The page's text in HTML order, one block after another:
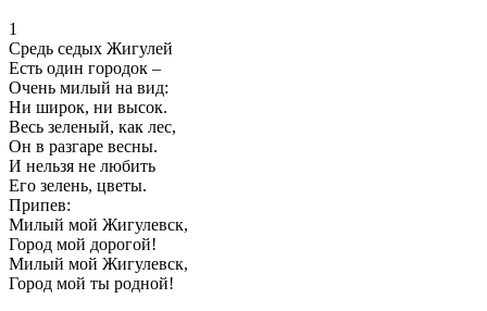
1
Средь седых Жигулей
Есть один городок –
Очень милый на вид:
Ни широк, ни высок.
Весь зеленый, как лес,
Он в разгаре весны.
И нельзя не любить
Его зелень, цветы.
Припев:
Милый мой Жигулевск,
Город мой дорогой!
Милый мой Жигулевск,
Город мой ты родной!